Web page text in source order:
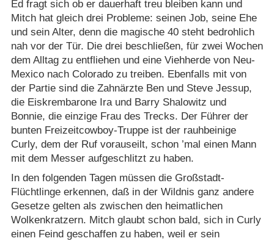
Ed fragt sich ob er dauerhaft treu bleiben kann und
Mitch hat gleich drei Probleme: seinen Job, seine Ehe
und sein Alter, denn die magische 40 steht bedrohlich
nah vor der Tür. Die drei beschließen, für zwei Wochen
dem Alltag zu entfliehen und eine Viehherde von Neu-
Mexico nach Colorado zu treiben. Ebenfalls mit von
der Partie sind die Zahnärzte Ben und Steve Jessup,
die Eiskrembarone Ira und Barry Shalowitz und
Bonnie, die einzige Frau des Trecks. Der Führer der
bunten Freizeitcowboy-Truppe ist der rauhbeinige
Curly, dem der Ruf vorauseilt, schon ’mal einen Mann
mit dem Messer aufgeschlitzt zu haben.
In den folgenden Tagen müssen die Großstadt-
Flüchtlinge erkennen, daß in der Wildnis ganz andere
Gesetze gelten als zwischen den heimatlichen
Wolkenkratzern. Mitch glaubt schon bald, sich in Curly
einen Feind geschaffen zu haben, weil er sein